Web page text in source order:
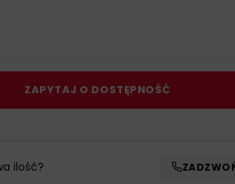
ZAPYTAJ O DOSTĘPNOŚĆ
ilość?